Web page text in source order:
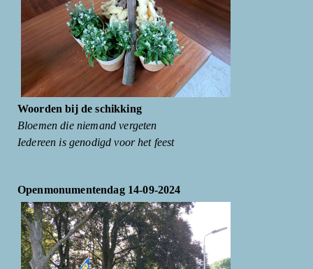
Woorden bij de schikking
Bloemen die niemand vergeten
Iedereen is genodigd voor het feest
Openmonumentendag 14-09-2024